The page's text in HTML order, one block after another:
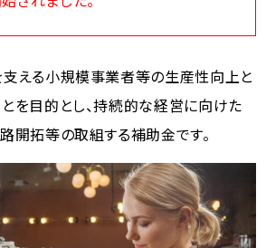
える小規模事業者等の生産性向上と
を目的とし、持続的な経営に向けた
開拓等の取組する補助金です。